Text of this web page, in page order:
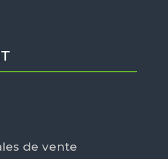
de vente